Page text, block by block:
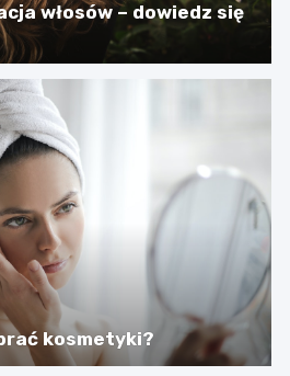
włosów – dowiedz się
kosmetyki?